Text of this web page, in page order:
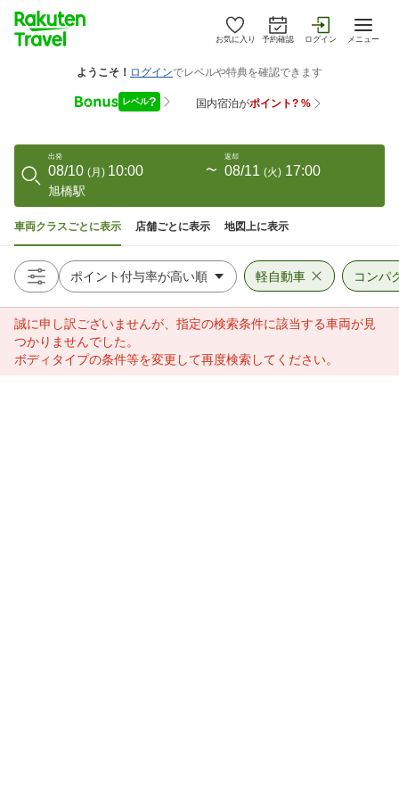
お気に入り 予約確認 ログイン メニュー
出発
08/10 (月) 10:00 〜
返却
08/11 (火) 17:00
旭橋駅
車両クラスごとに表示 店舗ごとに表示 地図上に表示
軽自動車 コンパ
誠に申し訳ございませんが、指定の検索条件に該当する車両が見
つかりませんでした。
ボディタイプの条件等を変更して再度検索してください。